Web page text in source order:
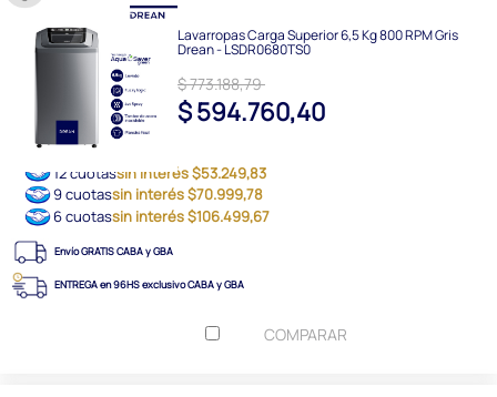
Lavarropas Carga Superior 6,5 Kg 800 RPM Gris
Drean - LSDR0680TS0
$ 773.188,79
$ 594.760,40
12 cuotassin interés $53.249,83
9 cuotassin interés $70.999,78
6 cuotassin interés $106.499,67
Envío GRATIS CABA y GBA
ENTREGA en 96HS exclusivo CABA y GBA
COMPARAR